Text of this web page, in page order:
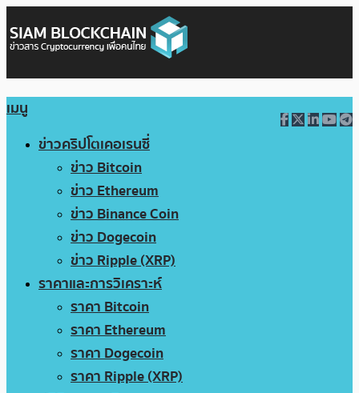
เมนู
ข่าวคริปโตเคอเรนซี่
ข่าว Bitcoin
ข่าว Ethereum
ข่าว Binance Coin
ข่าว Dogecoin
ข่าว Ripple (XRP)
ราคาและการวิเคราะห์
ราคา Bitcoin
ราคา Ethereum
ราคา Dogecoin
ราคา Ripple (XRP)